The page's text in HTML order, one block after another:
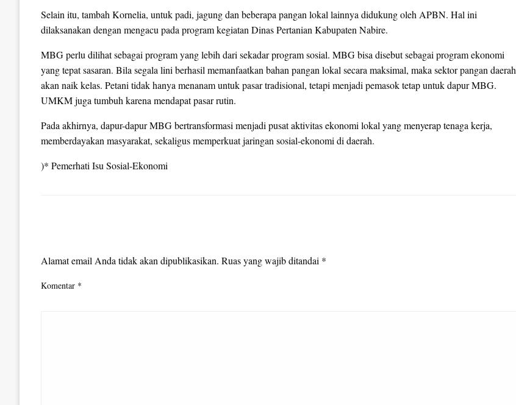
Selain itu, tambah Kornelia, untuk padi, jagung dan beberapa pangan lokal lainnya didukung oleh APBN. Hal ini
dilaksanakan dengan mengacu pada program kegiatan Dinas Pertanian Kabupaten Nabire.
MBG perlu dilihat sebagai program yang lebih dari sekadar program sosial. MBG bisa disebut sebagai program ekonomi
yang tepat sasaran. Bila segala lini berhasil memanfaatkan bahan pangan lokal secara maksimal, maka sektor pangan daerah
akan naik kelas. Petani tidak hanya menanam untuk pasar tradisional, tetapi menjadi pemasok tetap untuk dapur MBG.
UMKM juga tumbuh karena mendapat pasar rutin.
Pada akhirnya, dapur-dapur MBG bertransformasi menjadi pusat aktivitas ekonomi lokal yang menyerap tenaga kerja,
memberdayakan masyarakat, sekaligus memperkuat jaringan sosial-ekonomi di daerah.
)* Pemerhati Isu Sosial-Ekonomi
Alamat email Anda tidak akan dipublikasikan. Ruas yang wajib ditandai *
Komentar *